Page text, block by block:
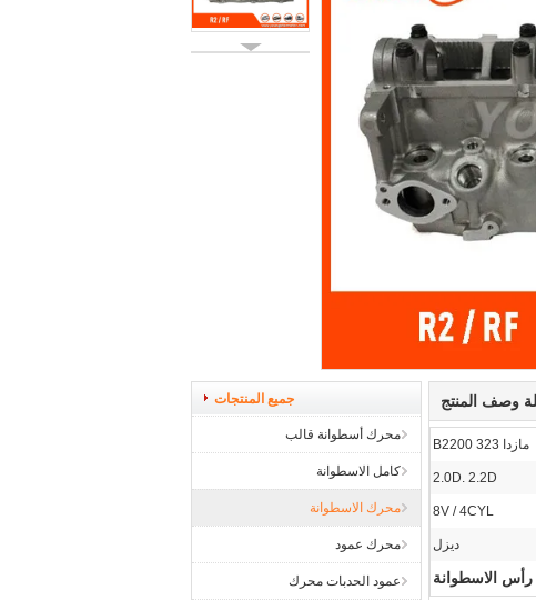
جميع المنتجات
محرك أسطوانة قالب
كامل الاسطوانة
محرك الاسطوانة
محرك عمود
عمود الحدبات محرك
وصف المنتج
مازدا 323 B2200
2.0D. 2.2D
8V / 4CYL
ديزل
رأس الاسطوانة